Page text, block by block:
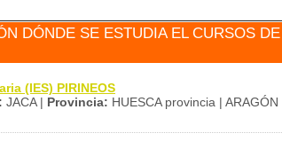
DÓNDE SE ESTUDIA EL CURSOS
(IES) PIRINEOS
JACA | Provincia: HUESCA provincia | ARAGÓN